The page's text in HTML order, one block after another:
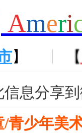
Ameri
】
售房
信息分享
/青少年美